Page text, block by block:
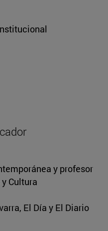
y profesor
Cultura
El Día y El Diario